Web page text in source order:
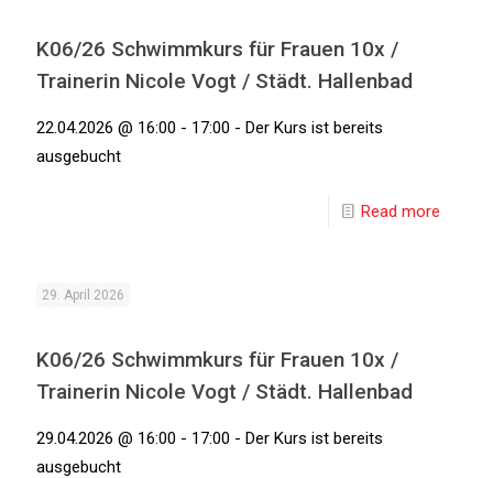
K06/26 Schwimmkurs für Frauen 10x /
Trainerin Nicole Vogt / Städt. Hallenbad
22.04.2026 @ 16:00 - 17:00 - Der Kurs ist bereits
ausgebucht
Read more
29. April 2026
K06/26 Schwimmkurs für Frauen 10x /
Trainerin Nicole Vogt / Städt. Hallenbad
29.04.2026 @ 16:00 - 17:00 - Der Kurs ist bereits
ausgebucht